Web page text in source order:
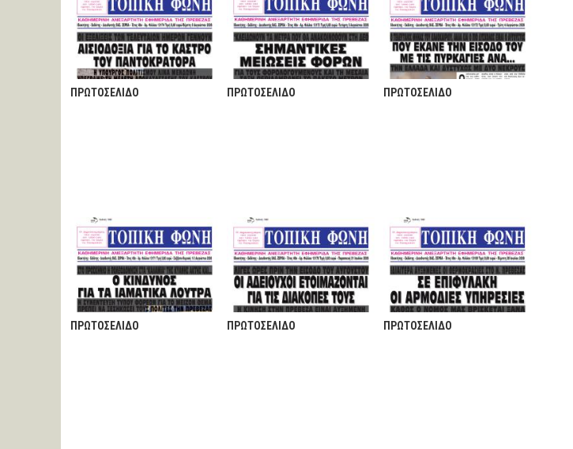
ΠΡΩΤΟΣΕΛΙΔΟ ΠΡΩΤΟΣΕΛΙΔΟ ΠΡΩΤΟΣΕΛΙΔΟ
ΠΡΩΤΟΣΕΛΙΔΟ ΠΡΩΤΟΣΕΛΙΔΟ ΠΡΩΤΟΣΕΛΙΔΟ